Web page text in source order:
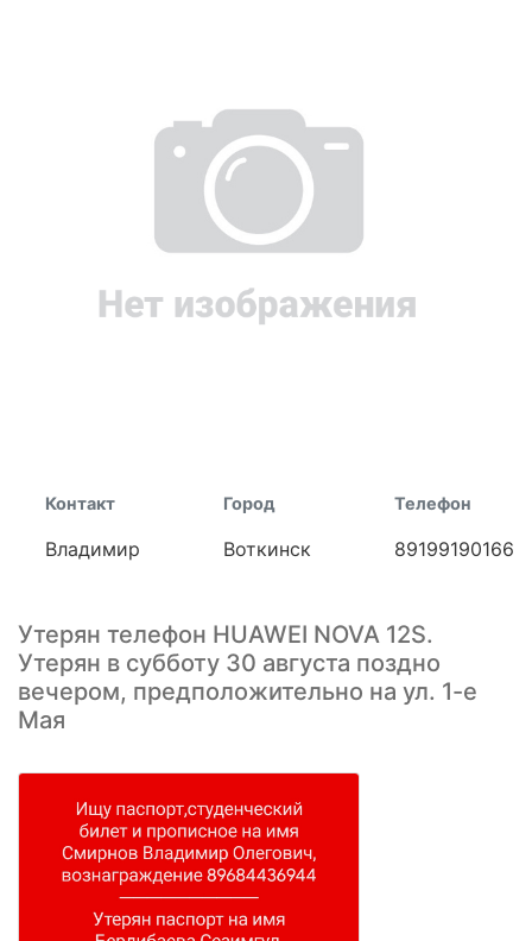
Контакт
Владимир
Город
Воткинск
Телефон
89199190166
Утерян телефон HUAWEI NOVA 12S.
Утерян в субботу 30 августа поздно
вечером, предположительно на ул. 1-е
Мая